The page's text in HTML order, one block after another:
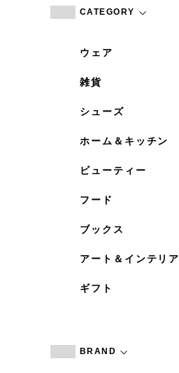
CATEGORY
ウェア
雑貨
シューズ
ホーム＆キッチン
ビューティー
フード
ブックス
アート＆インテリア
ギフト
BRAND